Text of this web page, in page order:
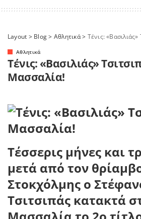
Layout > Blog> Αθλητικά> Τένις:
Αθλητικά
Τένις: «Βασιλιάς»
Μασσαλία!
Τέσσερις μήνες και
μετά από τον
Στοκχόλμης ο
Τσιτσιπάς κατακτά